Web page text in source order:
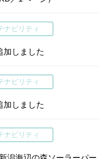
ナビリティ
加しました
ナビリティ
加しました
ナビリティ